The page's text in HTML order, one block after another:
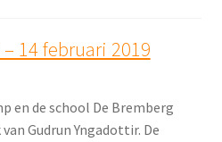
14 februari 2019
en de school De Bremberg
Gudrun Yngadottir. De